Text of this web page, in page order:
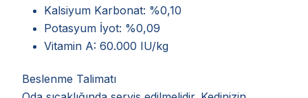
Kalsiyum Karbonat: %0,10
Potasyum İyot: %0,09
Vitamin A: 60.000 IU/kg
Beslenme Talimatı